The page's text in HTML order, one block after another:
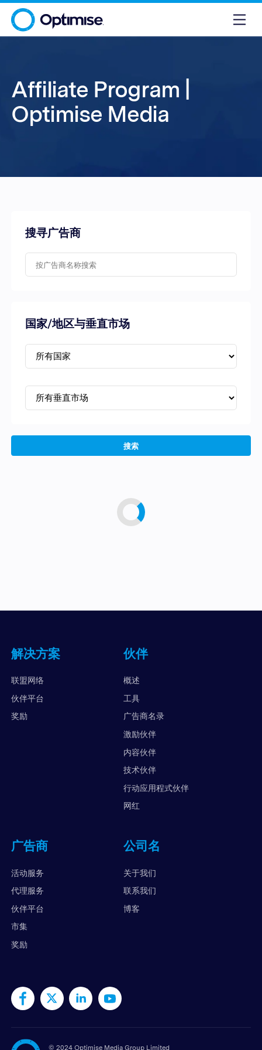
Affiliate Program |
Optimise Media
搜寻广告商
国家/地区与垂直市场
搜索
解决方案
联盟网络
伙伴平台
奖励
伙伴
概述
工具
广告商名录
激励伙伴
内容伙伴
技术伙伴
行动应用程式伙伴
网红
广告商
活动服务
代理服务
伙伴平台
市集
奖励
公司名
关于我们
联系我们
博客
© 2024 Optimise Media Group Limited